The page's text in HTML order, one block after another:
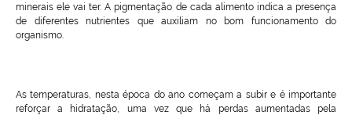
minerais ele vai ter. A pigmentação de cada alimento indica a presença
de diferentes nutrientes que auxiliam no bom funcionamento do
organismo.
As temperaturas, nesta época do ano começam a subir e é importante
reforçar a hidratação, uma vez que há perdas aumentadas pela